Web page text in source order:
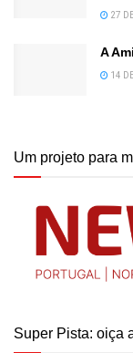
27
A
14
Um projeto para
Super Pista: oiça